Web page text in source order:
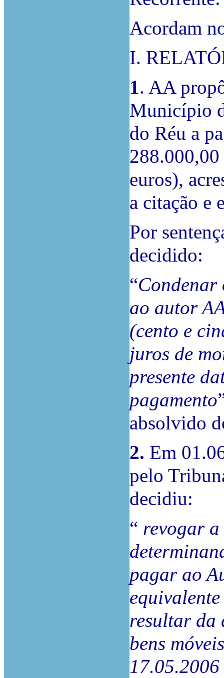
Acordam
I.
1. AA
Município
do Réu a
euros),
a citação e
Por
decidido:
“
ao autor
(cento e
juros de
presente
pagamento
absolvido
2. Em
pelo
decidiu:
“ revogar
pagar ao
resultar da
bens
17.05.2006